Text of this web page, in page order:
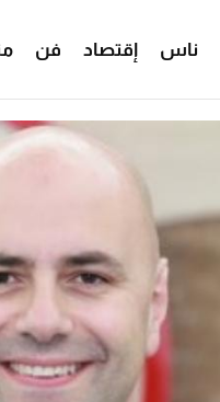
ناس إقتصاد فن